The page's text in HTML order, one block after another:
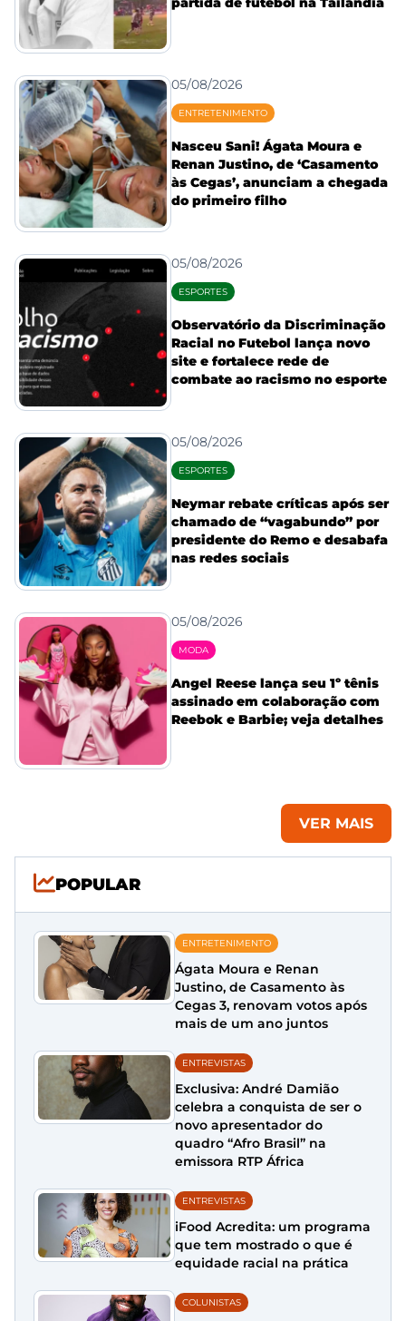
05/08/2026
ENTRETENIMENTO
Nasceu Sani! Ágata Moura e
Renan Justino, de ‘Casamento
às Cegas’, anunciam a chegada
do primeiro filho
05/08/2026
ESPORTES
Observatório da Discriminação
Racial no Futebol lança novo
site e fortalece rede de
combate ao racismo no esporte
05/08/2026
ESPORTES
Neymar rebate críticas após ser
chamado de “vagabundo” por
presidente do Remo e desabafa
nas redes sociais
05/08/2026
MODA
Angel Reese lança seu 1º tênis
assinado em colaboração com
Reebok e Barbie; veja detalhes
VER MAIS
POPULAR
ENTRETENIMENTO
Ágata Moura e Renan
Justino, de Casamento às
Cegas 3, renovam votos após
mais de um ano juntos
ENTREVISTAS
Exclusiva: André Damião
celebra a conquista de ser o
novo apresentador do
quadro “Afro Brasil” na
emissora RTP África
ENTREVISTAS
iFood Acredita: um programa
que tem mostrado o que é
equidade racial na prática
COLUNISTAS